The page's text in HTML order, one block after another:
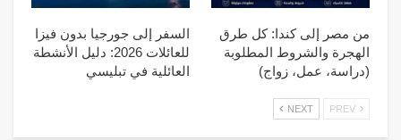
من مصر إلى كندا: كل طرق
الهجرة والشروط المطلوبة
(دراسة، عمل، زواج)
السفر إلى جورجيا بدون فيزا
للعائلات 2026: دليل الأنشطة
العائلية في تبليسي
NEXT